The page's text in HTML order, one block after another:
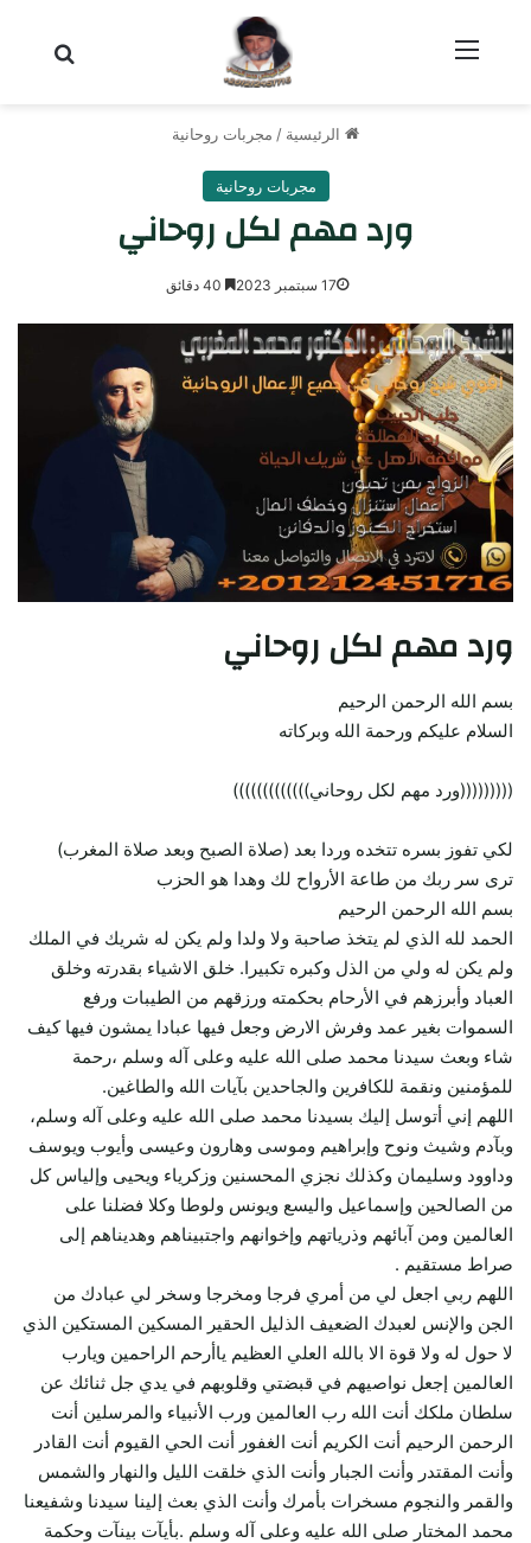
الرئيسية / مجربات روحانية
مجربات روحانية
ورد مهم لكل روحاني
17 سبتمبر 2023
ورد مهم لكل روحاني
بسم الله الرحمن الرحيم
السلام عليكم ورحمة الله وبركاته
(((((((((ورد مهم لكل روحاني)))))))))))))
لكي تفوز بسره تتخده وردا بعد (صلاة الصبح وبعد صلاة المغرب)
ترى سر ربك من طاعة الأرواح لك وهدا هو الحزب
بسم الله الرحمن الرحيم
الحمد لله الذي لم يتخذ صاحبة ولا ولدا ولم يكن له شريك في الملك
ولم يكن له ولي من الذل وكبره تكبيرا. خلق الاشياء بقدرته وخلق
العباد وأبرزهم في الأرحام بحكمته ورزقهم من الطيبات ورفع
السموات بغير عمد وفرش الارض وجعل فيها عبادا يمشون فيها كيف
شاء وبعث سيدنا محمد صلى الله عليه وعلى آله وسلم ،رحمة
للمؤمنين ونقمة للكافرين والجاحدين بآيات الله والطاغين.
اللهم إني أتوسل إليك بسيدنا محمد صلى الله عليه وعلى آله وسلم،
وبآدم وشيث ونوح وإبراهيم وموسى وهارون وعيسى وأيوب ويوسف
وداوود وسليمان وكذلك نجزي المحسنين وزكرياء ويحيى وإلياس كل
من الصالحين وإسماعيل واليسع ويونس ولوطا وكلا فضلنا على
العالمين ومن آبائهم وذرياتهم وإخوانهم واجتبيناهم وهديناهم إلى
صراط مستقيم .
اللهم ربي اجعل لي من أمري فرجا ومخرجا وسخر لي عبادك من
الجن والإنس لعبدك الضعيف الذليل الحقير المسكين المستكين الذي
لا حول له ولا قوة الا بالله العلي العظيم ياأرحم الراحمين ويارب
العالمين إجعل نواصيهم في قبضتي وقلوبهم في يدي جل ثنائك عن
سلطان ملكك أنت الله رب العالمين ورب الأنبياء والمرسلين أنت
الرحمن الرحيم أنت الكريم أنت الغفور أنت الحي القيوم أنت القادر
وأنت المقتدر وأنت الجبار وأنت الذي خلقت الليل والنهار والشمس
والقمر والنجوم مسخرات بأمرك وأنت الذي بعث إلينا سيدنا وشفيعنا
محمد المختار صلى الله عليه وعلى آله وسلم .بأيآت بينآت وحكمة